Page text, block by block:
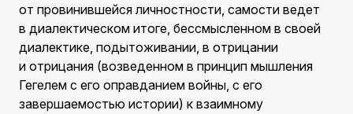
от провинившейся личностности, самости ведет
в диалектическом итоге, бессмысленном в своей
диалектике, подытоживании, в отрицании
и отрицания (возведенном в принцип мышления
Гегелем с его оправданием войны, с его
завершаемостью истории) к взаимному